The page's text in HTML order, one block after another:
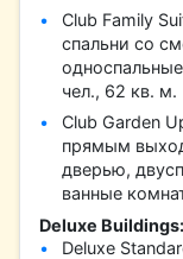
Club Family
спальни со
чел., 62 кв. м.
Club Garden
прямым
дверью,
ванные
Deluxe Buildings:
Deluxe